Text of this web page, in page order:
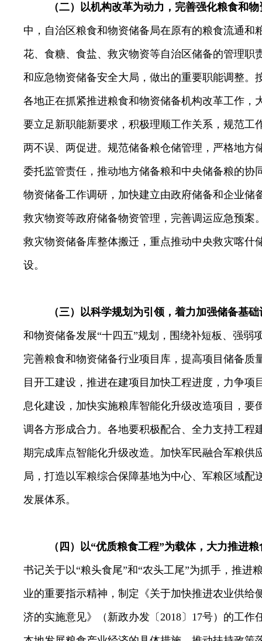
（二）以机构改革为动力，完善强化粮食和
中，自治区粮食和物资储备局在原有的粮食流通和
花、食糖、食盐、救灾物资等自治区储备的管理职
和应急物资储备安全大局，做出的重要职能调整。
各地正在抓紧推进粮食和物资储备机构改革工作，
要立足新职能新要求，积极理顺工作关系，规范工
两不误、两促进。 规范储备粮仓储管理，严格地方
委托监管责任，推动地方储备粮和中央储备粮的协
物资储备工作调研，加快建立由政府储备和企业储
救灾物资等政府储备物资管理，完善调运应急预案
救灾物资储备库整体搬迁，重点推动中央救灾喀什
设。
（三）以科学规划为引领，着力加强储备基
和物资储备发展“十四五”规划，围绕补短板、强弱
完善粮食和物资储备行业项目库，提高项目储备质
目开工建设，推进在建项目加快工程进度，力争项
息化建设，加快实施粮库智能化升级改造项目，要
调各方形成合力。各地要积极配合、全力支持工程
期完成库点智能化升级改造。加快军民融合军粮供
局，打造以军粮综合保障基地为中心、军粮区域配
发展体系。
（四）以“优质粮食工程”为载体，大力推进
书记关于以“粮头食尾”和“农头工尾”为抓手，推进
业的重要指示精神， 制定 《关于加快推进农业供
济的实施意见》（新政办发 〔2018〕 17号）的工作